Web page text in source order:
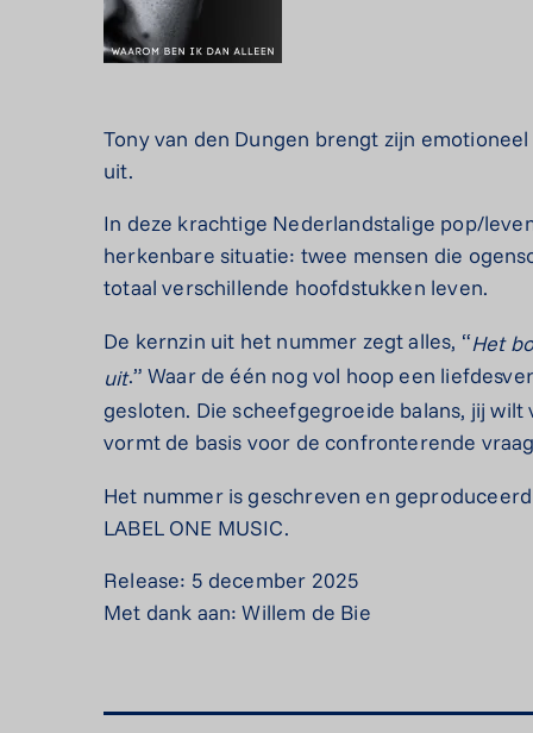
Tony van den Dungen brengt zijn
uit.
In deze krachtige Nederlandstalige pop/
herkenbare situatie: twee mensen die
totaal verschillende hoofdstukken leven.
De kernzin uit het nummer zegt alles, “Het
uit.” Waar de één nog vol hoop een
gesloten. Die scheefgegroeide balans, jij
vormt de basis voor de confronterende
Het nummer is geschreven en
LABEL ONE MUSIC.
Release: 5 december 2025
Met dank aan: Willem de Bie